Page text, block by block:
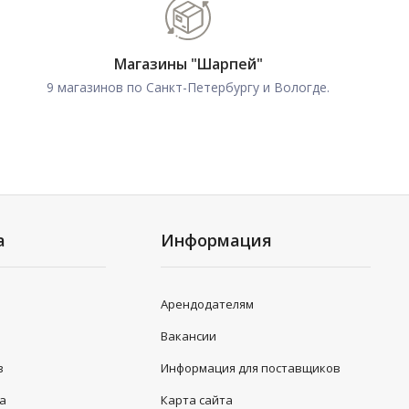
Магазины "Шарпей"
9 магазинов по Санкт-Петербургу и Вологде.
Информация
Арендодателям
Вакансии
Информация для поставщиков
Карта сайта